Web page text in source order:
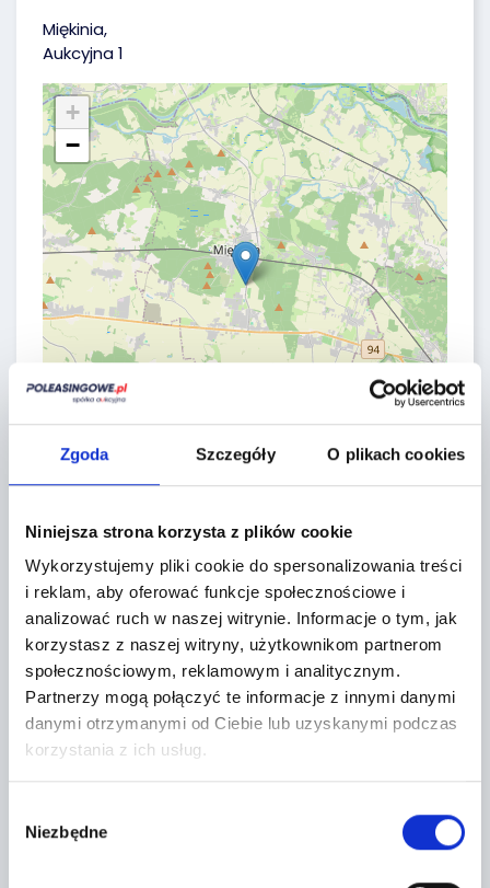
Zgoda Szczegóły O plikach cookies
Niniejsza strona korzysta z plików cookie
Wykorzystujemy pliki cookie do spersonalizowania treści
i reklam, aby oferować funkcje społecznościowe i
analizować ruch w naszej witrynie. Informacje o tym, jak
korzystasz z naszej witryny, użytkownikom partnerom
społecznościowym, reklamowym i analitycznym.
Partnerzy mogą połączyć te informacje z innymi danymi
danymi otrzymanymi od Ciebie lub uzyskanymi podczas
korzystania z ich usług.
zgody
Niezbędne
Miękinia,
Aukcyjna 1
+
−
CONTACT FORM